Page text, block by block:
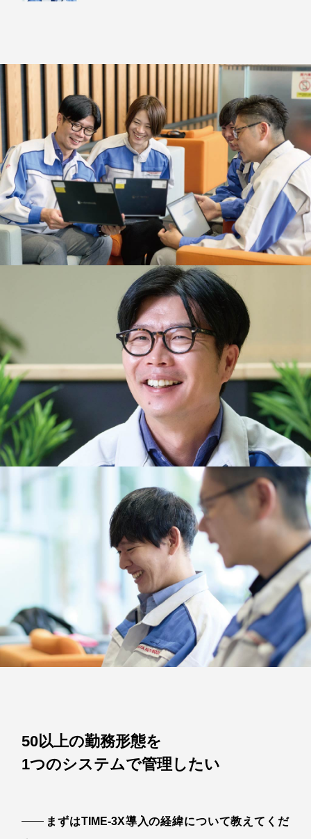
50以上の勤務形態を
1つのシステムで管理したい
まずはTIME-3X導入の経緯について教えてくだ